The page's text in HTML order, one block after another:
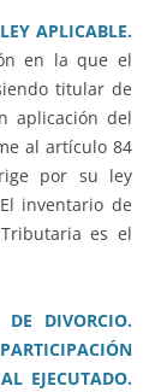
APLICABLE.
en la que el
titular de
aplicación del
al artículo 84
por su ley
inventario de
es el
DE DIVORCIO.
EJECUTADO.